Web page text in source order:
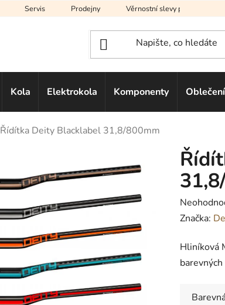
Servis Prodejny Věrnostní slevy pro vás
Kola Elektrokola Komponenty
Řídítka Deity Blacklabel 31,8/800mm
Průměrné
hodnocení
je
0,0
Značka:
Hliníková